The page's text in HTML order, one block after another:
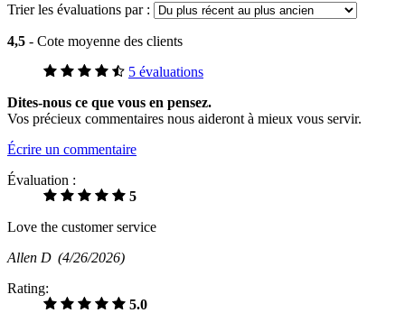
Trier les évaluations par :
4,5 - Cote moyenne des clients
5 évaluations
Dites-nous ce que vous en pensez.
Vos précieux commentaires nous aideront à mieux vous servir.
Écrire un commentaire
Évaluation :
5
Love the customer service
Allen D (4/26/2026)
Rating:
5.0